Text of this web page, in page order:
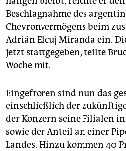
Beschlagnahme des
Chevronvermögens beim
Adrián Elcuj Miranda ein.
jetzt stattgegeben, teilte
Woche mit.
Eingefroren sind nun das
einschließlich der
der Konzern seine Filialen
sowie der Anteil an einer
Landes. Hinzu kommen 40